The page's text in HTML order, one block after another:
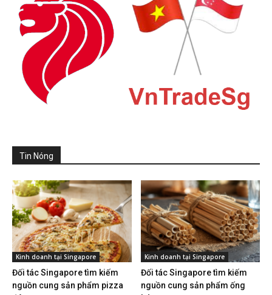
Tin Nóng
Kinh doanh tại Singapore
Đối tác Singapore tìm kiếm
nguồn cung sản phẩm pizza
Kinh doanh tại Singapore
Đối tác Singapore tìm kiếm
nguồn cung sản phẩm ống